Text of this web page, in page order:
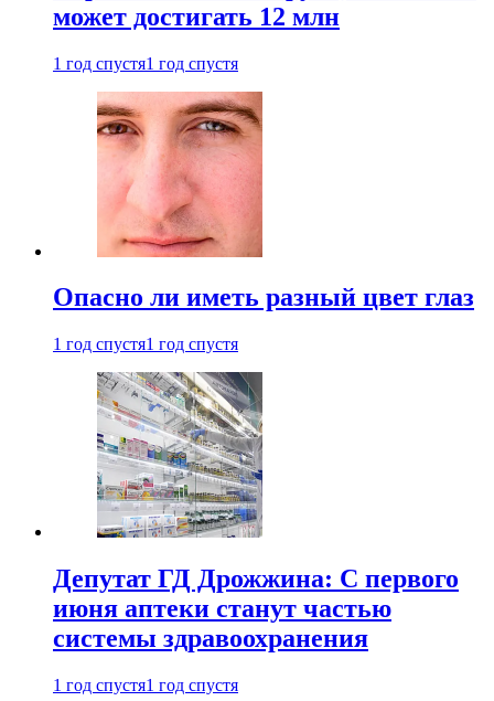
может достигать 12 млн
1 год спустя1 год спустя
Опасно ли иметь разный цвет глаз
1 год спустя1 год спустя
Депутат ГД Дрожжина: С первого
июня аптеки станут частью
системы здравоохранения
1 год спустя1 год спустя